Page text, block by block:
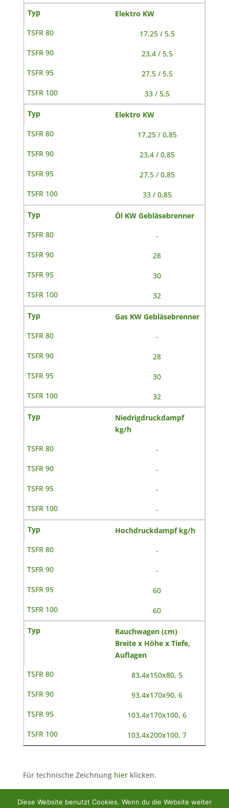
Elektro KW
17,25 / 5,5
23,4 / 5,5
27,5 / 5,5
33 / 5,5
Elektro KW
17,25 / 0,85
23,4 / 0,85
27,5 / 0,85
33 / 0,85
Öl KW Gebläsebrenner
-
28
30
32
Gas KW Gebläsebrenner
-
28
30
32
Niedrigdruckdampf
kg/h
-
-
-
-
Hochdruckdampf kg/h
-
-
60
60
Rauchwagen (cm)
Breite x Höhe x Tiefe,
Auflagen
83,4x150x80, 5
93,4x170x90, 6
103,4x170x100, 6
103,4x200x100, 7
Für technische Zeichnung hierklicken.
Diese Website benutzt Cookies. Wenn du die Website weiter